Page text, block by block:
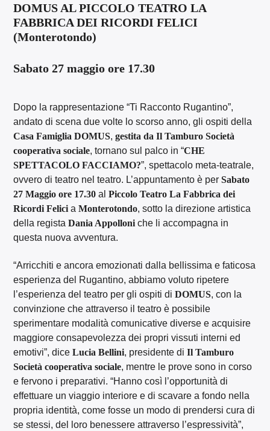
DOMUS AL PICCOLO TEATRO LA
FABBRICA DEI RICORDI FELICI
(Monterotondo)
Sabato 27 maggio ore 17.30
Dopo la rappresentazione “Ti Racconto Rugantino”,
andato di scena due volte lo scorso anno, gli ospiti della
Casa Famiglia DOMUS, gestita da Il Tamburo Società
cooperativa sociale, tornano sul palco in “CHE
SPETTACOLO FACCIAMO?”, spettacolo meta-teatrale,
ovvero di teatro nel teatro. L’appuntamento è perSabato
27 Maggio ore 17.30 alPiccolo Teatro La Fabbrica dei
Ricordi Felici aMonterotondo, sotto la direzione artistica
della registaDania Appolloni che li accompagna in
questa nuova avventura.
“Arricchiti e ancora emozionati dalla bellissima e faticosa
esperienza del Rugantino, abbiamo voluto ripetere
l’esperienza del teatro per gli ospiti diDOMUS, con la
convinzione che attraverso il teatro è possibile
sperimentare modalità comunicative diverse e acquisire
maggiore consapevolezza dei propri vissuti interni ed
emotivi”, diceLucia Bellini, presidente diIl Tamburo
Società cooperativa sociale, mentre le prove sono in corso
e fervono i preparativi. “Hanno così l’opportunità di
effettuare un viaggio interiore e di scavare a fondo nella
propria identità, come fosse un modo di prendersi cura di
se stessi, del loro benessere attraverso l’espressività”,